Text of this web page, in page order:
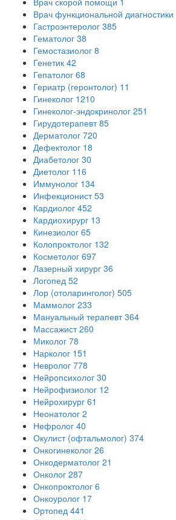
Врач функциональной диагностики
Гастроэнтеролог 385
Гематолог 38
Гемостазиолог 8
Генетик 42
Гепатолог 68
Гериатр (геронтолог) 11
Гинеколог 1210
Гинеколог-эндокринолог 251
Гирудотерапевт 85
Дерматолог 720
Дефектолог 18
Диабетолог 30
Диетолог 116
Иммунолог 134
Инфекционист 53
Кардиолог 452
Кардиохирург 13
Кинезиолог 65
Колопроктолог 132
Косметолог 697
Лазерный хирург 36
Логопед 52
Лор (отоларинголог) 505
Маммолог 233
Мануальный терапевт 364
Массажист 260
Миколог 78
Нарколог 151
Невролог 778
Нейропсихолог 30
Нейрофизиолог 12
Нейрохирург 61
Неонатолог 2
Нефролог 40
Окулист (офтальмолог) 374
Онкогинеколог 26
Онкодерматолог 21
Онколог 287
Онкопроктолог 6
Онкоуролог 17
Ортопед 441